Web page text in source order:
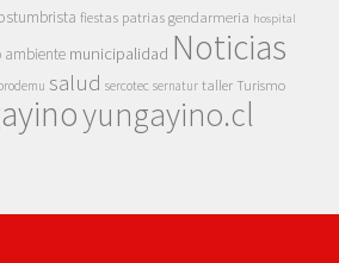
fiestas patrias gendarmeria hospital
ambiente municipalidad Noticias
salud sercotec sernatur taller Turismo
yungayino.cl